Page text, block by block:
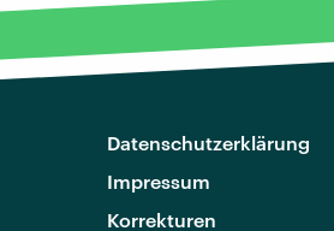
Datenschutzerklärung
Impressum
Korrekturen